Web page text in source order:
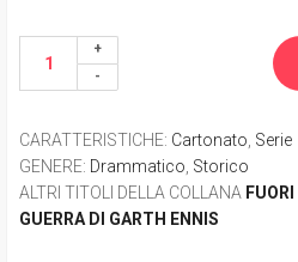
CARATTERISTICHE: Cartonato Serie
GENERE: Drammatico Storico
ALTRI TITOLI DELLA COLLANA
GUERRA DI GARTH ENNIS